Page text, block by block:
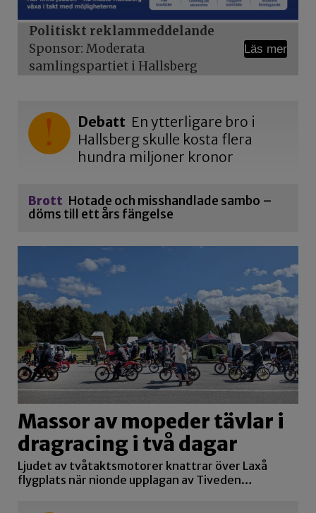
Politiskt reklammeddelande
Sponsor: Moderata
samlingspartiet i Hallsberg
Läs mer
Debatt En ytterligare bro i
Hallsberg skulle kosta flera
hundra miljoner kronor
Brott Hotade och misshandlade sambo –
döms till ett års fängelse
Massor av mopeder tävlar i
dragracing i två dagar
Ljudet av tvåtaktsmotorer knattrar över Laxå
flygplats när nionde upplagan av Tiveden…